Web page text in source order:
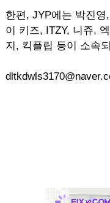
한편, JYP에는 박진
이 키즈, ITZY, 니쥬,
지, 킥플립 등이 소속